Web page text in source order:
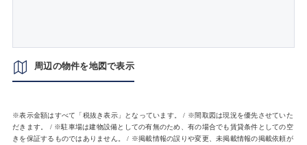
周辺の物件を地図で表示
※表示金額はすべて「税抜き表示」となっています。 / ※間取図は現況を優先させていた
だきます。 / ※駐車場は建物設備としての有無のため、有の場合でも賃貸条件としての空
きを保証するものではありません。 / ※掲載情報の誤りや変更、未掲載情報の掲載依頼が